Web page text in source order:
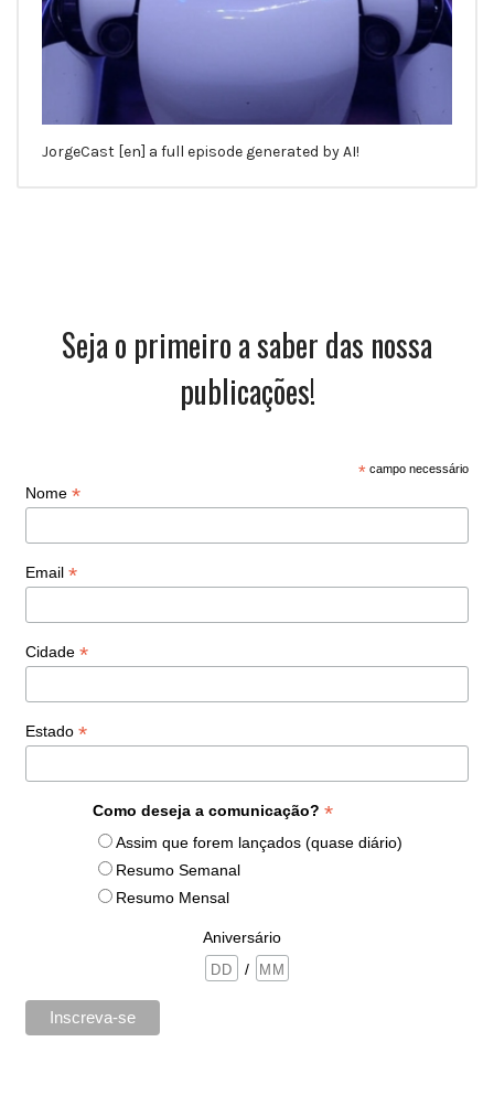
JorgeCast [en] a full episode generated by AI!
Seja o primeiro a saber das nossa
publicações!